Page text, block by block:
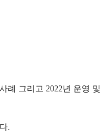
례 그리고 2022년 운영
.